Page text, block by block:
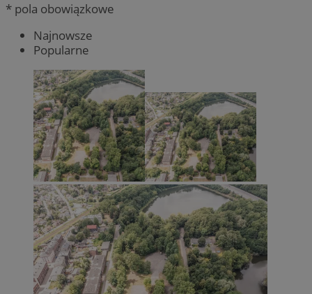
* pola obowiązkowe
Najnowsze
Popularne